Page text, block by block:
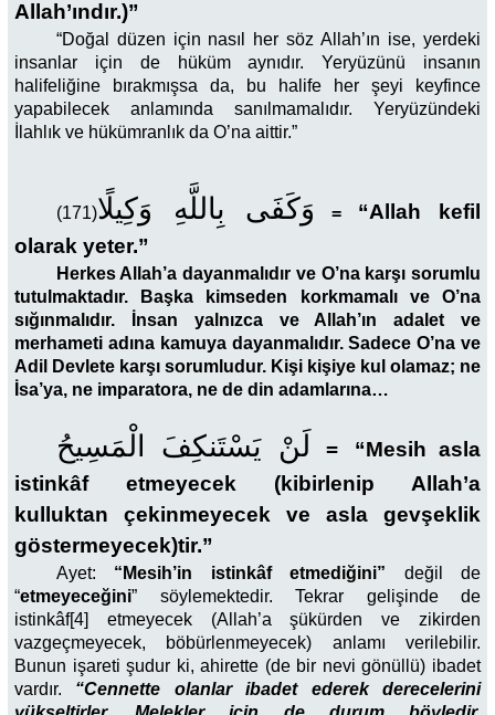
Allah’ındır.)”
“Doğal düzen için nasıl her söz Allah’ın ise, yerdeki
insanlar için de hüküm aynıdır. Yeryüzünü insanın
halifeliğine bırakmışsa da, bu halife her şeyi keyfince
yapabilecek anlamında sanılmamalıdır. Yeryüzündeki
İlahlık ve hükümranlık da O’na aittir.”
وَكَفَى بِاللَّهِ وَكِيلًا(171) = “Allah kefil
olarak yeter.”
Herkes Allah’a dayanmalıdır ve O’na karşı sorumlu
tutulmaktadır. Başka kimseden korkmamalı ve O’na
sığınmalıdır. İnsan yalnızca ve Allah’ın adalet ve
merhameti adına kamuya dayanmalıdır. Sadece O’na ve
Adil Devlete karşı sorumludur. Kişi kişiye kul olamaz; ne
İsa’ya, ne imparatora, ne de din adamlarına…
لَنْ يَسْتَنكِفَ الْمَسِيحُ =
“Mesih asla
istinkâf etmeyecek (kibirlenip Allah’a
kulluktan çekinmeyecek ve asla gevşeklik
göstermeyecek)tir.”
Ayet: “Mesih’in istinkâf etmediğini” değil de
“etmeyeceğini” söylemektedir. Tekrar gelişinde de
istinkâf[4] etmeyecek (Allah’a şükürden ve zikirden
vazgeçmeyecek, böbürlenmeyecek) anlamı verilebilir.
Bunun işareti şudur ki, ahirette (de bir nevi gönüllü) ibadet
vardır. “Cennette olanlar ibadet ederek derecelerini